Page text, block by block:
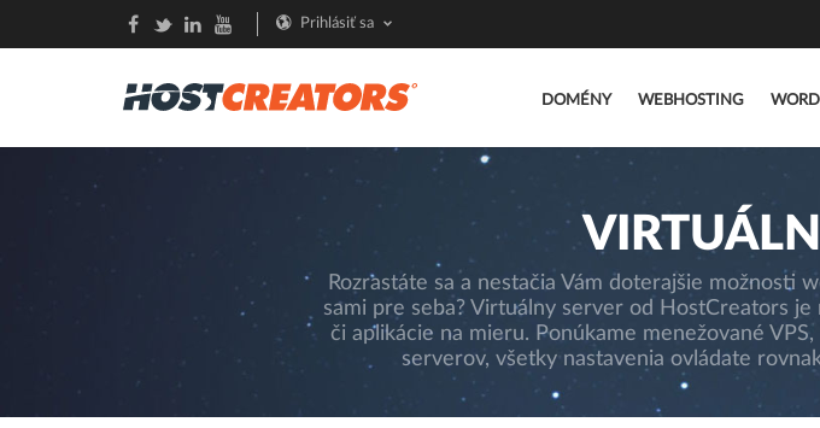
DOMÉNY WEBHOSTING
Prihlásiť sa
Rozrastáte sa a nestačia Vám doterajšie možnosti
sami pre seba? Virtuálny server od HostCreators
či aplikácie na mieru. Ponúkame menežované
serverov, všetky nastavenia ovládate